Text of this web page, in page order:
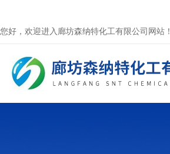
您好，欢迎进入廊坊森纳特化工有限公司网站！